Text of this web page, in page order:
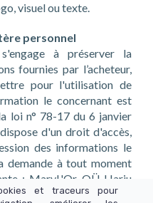
visuel ou texte.
personnel
à préserver la
fournies par l’acheteur,
pour l'utilisation de
le concernant est
loi n° 78-17 du 6 janvier
d'un droit d'accès,
des informations le
demande à tout moment
: MaryL'Or OÜ Harju
Sepapaja tn 6, 15551,
et traceurs pour